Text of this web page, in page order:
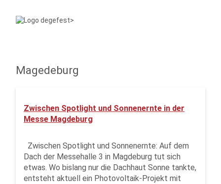
Magedeburg
Zwischen Spotlight und Sonnenernte in der
Messe Magdeburg
Zwischen Spotlight und Sonnenernte: Auf dem
Dach der Messehalle 3 in Magdeburg tut sich
etwas. Wo bislang nur die Dachhaut Sonne tankte,
entsteht aktuell ein Photovoltaik-Projekt mit